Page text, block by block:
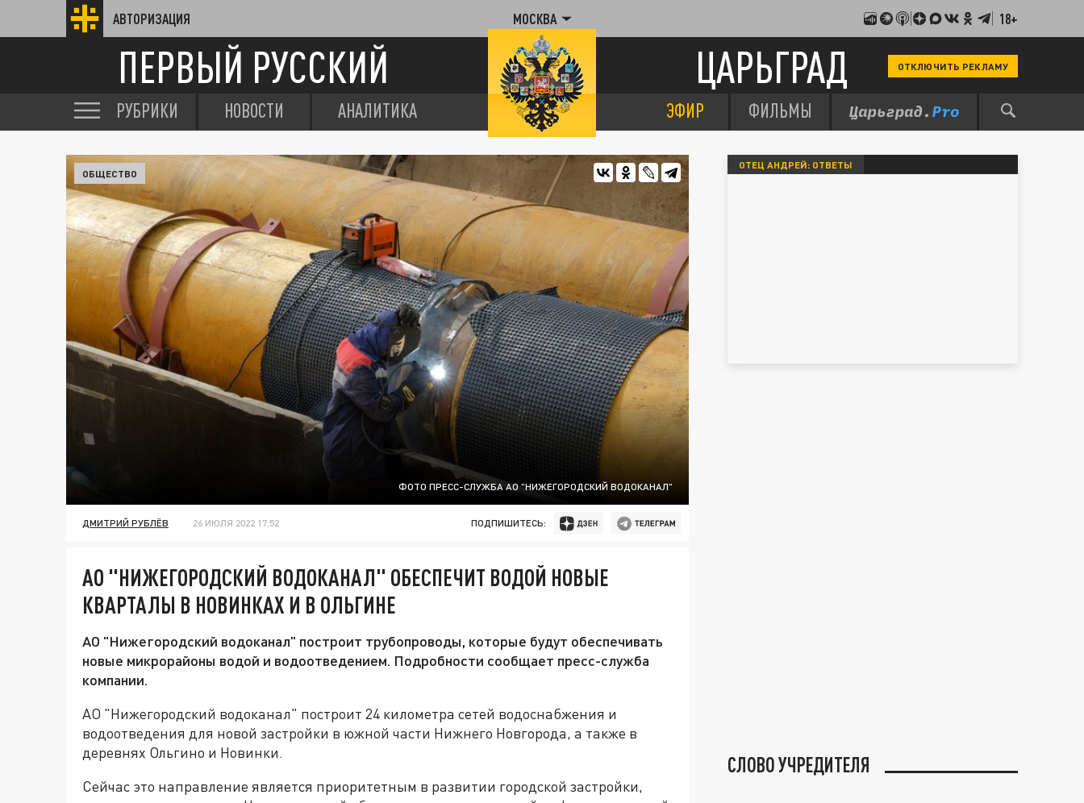
АВТОРИЗАЦИЯ МОСКВА 18+
ПЕРВЫЙ РУССКИЙ ЦАРЬГРАД ОТКЛЮЧИТЬ РЕКЛАМУ
РУБРИКИ НОВОСТИ АНАЛИТИКА ЭФИР ФИЛЬМЫ
ФОТО ПРЕСС-СЛУЖБА АО "НИЖЕГОРОДСКИЙ ВОДОКАНАЛ"
ОБЩЕСТВО
ДМИТРИЙ РУБЛЁВ 26 ИЮЛЯ 2022 17:52 ПОДПИШИТЕСЬ:
АО "НИЖЕГОРОДСКИЙ ВОДОКАНАЛ" ОБЕСПЕЧИТ ВОДОЙ НОВЫЕ
КВАРТАЛЫ В НОВИНКАХ И В ОЛЬГИНЕ
АО "Нижегородский водоканал" построит трубопроводы, которые будут обеспечивать
новые микрорайоны водой и водоотведением. Подробности сообщает пресс-служба
компании.
АО "Нижегородский водоканал" построит 24 километра сетей водоснабжения и
водоотведения для новой застройки в южной части Нижнего Новгорода, а также в
деревнях Ольгино и Новинки.
Сейчас это направление является приоритетным в развитии городской застройки,
ОТЕЦ АНДРЕЙ: ОТВЕТЫ
СЛОВО УЧРЕДИТЕЛЯ